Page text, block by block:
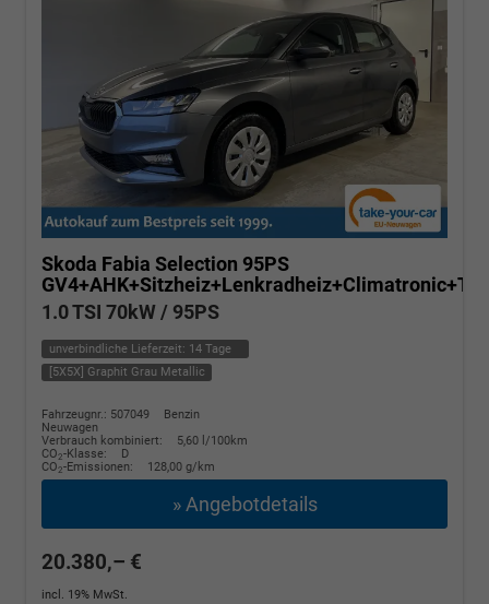
Skoda Fabia Selection 95PS
1.0 TSI 70kW / 95PS
unverbindliche Lieferzeit: 14 Tage
[5X5X] Graphit Grau Metallic
Fahrzeugnr.: 507049
Benzin
Neuwagen
Verbrauch kombiniert:
5,60 l/100km
CO2-Klasse:
D
CO2-Emissionen: 128,00 g/km
» Angebotdetails
20.380,– €
incl. 19% MwSt.